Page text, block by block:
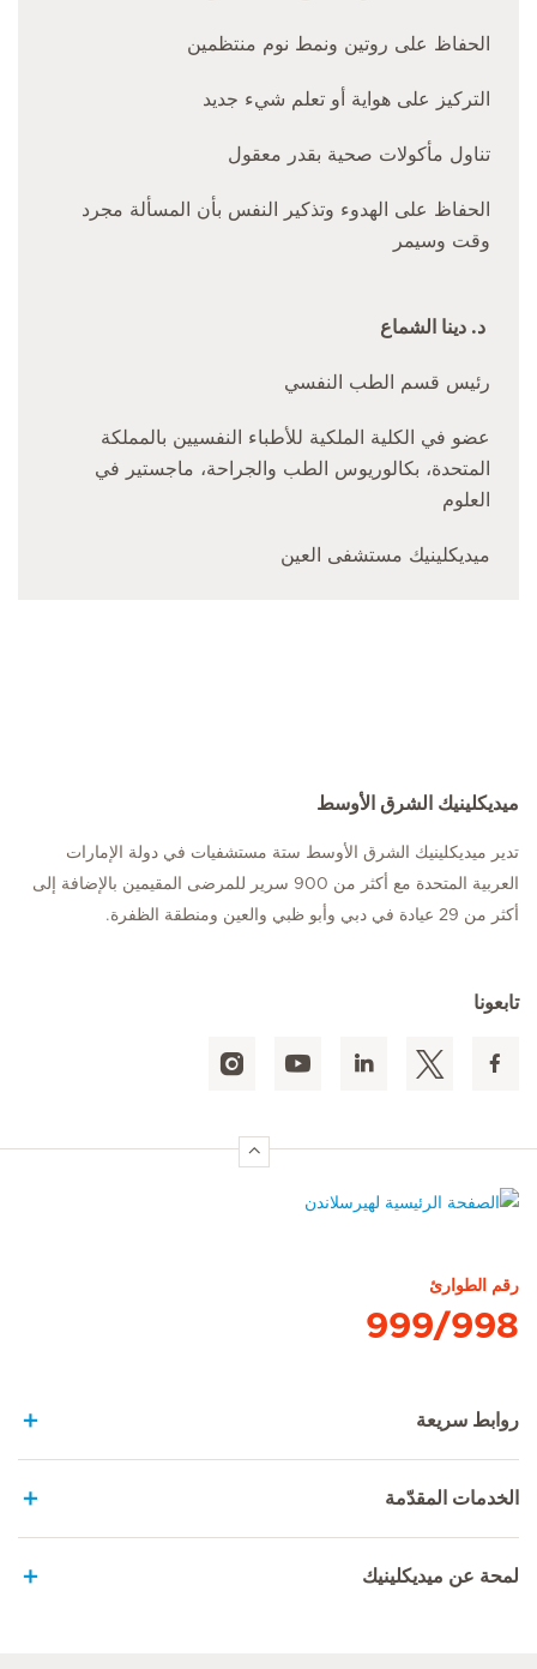
الحفاظ على روتين ونمط نوم منتظمين
التركيز على هواية أو تعلم شيء جديد
تناول مأكولات صحية بقدر معقول
الحفاظ على الهدوء وتذكير النفس بأن المسألة مجرد
وقت وسيمر
د. دينا الشماع
رئيس قسم الطب النفسي
عضو في الكلية الملكية للأطباء النفسيين بالمملكة
المتحدة، بكالوريوس الطب والجراحة، ماجستير في
العلوم
ميديكلينيك مستشفى العين
ميديكلينيك الشرق الأوسط
تدير ميديكلينيك الشرق الأوسط ستة مستشفيات في دولة الإمارات
العربية المتحدة مع أكثر من 900 سرير للمرضى المقيمين بالإضافة إلى
أكثر من 29 عيادة في دبي وأبو ظبي والعين ومنطقة الظفرة.
تابعونا
رقم الطوارئ
999/998
روابط سريعة
الخدمات المقدّمة
لمحة عن ميديكلينيك